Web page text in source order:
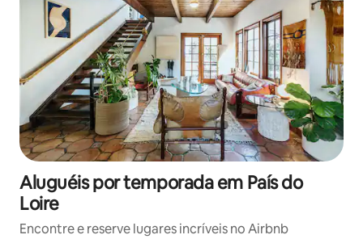
Aluguéis por temporada em País do
Loire
Encontre e reserve lugares incríveis no Airbnb